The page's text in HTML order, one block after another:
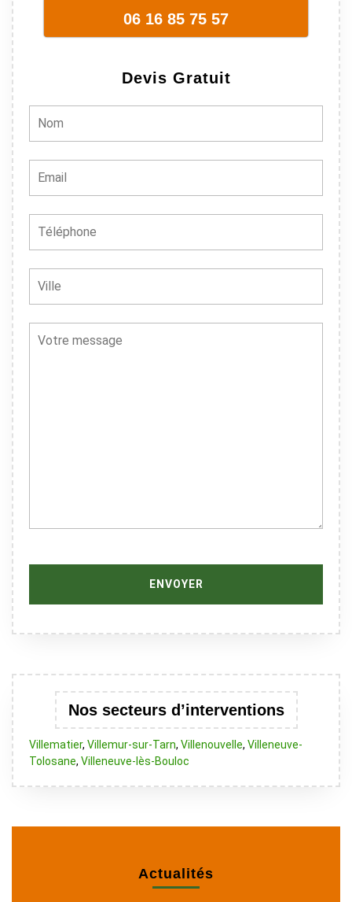
06 16 85 75 57
Devis Gratuit
Nos secteurs d’interventions
Villematier, Villemur-sur-Tarn, Villenouvelle, Villeneuve-
Tolosane, Villeneuve-lès-Bouloc
Actualités